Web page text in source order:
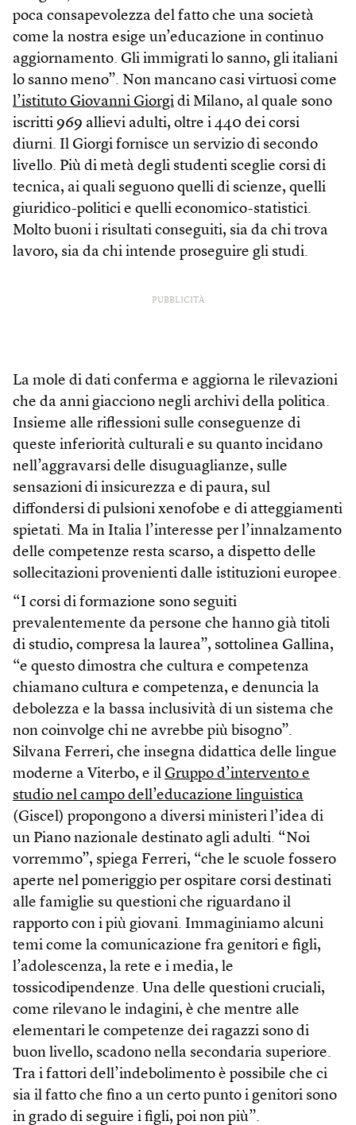
poca consapevolezza del fatto che una società
come la nostra esige un’educazione in continuo
aggiornamento. Gli immigrati lo sanno, gli italiani
lo sanno meno”. Non mancano casi virtuosi come
l’istituto Giovanni Giorgi di Milano, al quale sono
iscritti 969 allievi adulti, oltre i 440 dei corsi
diurni. Il Giorgi fornisce un servizio di secondo
livello. Più di metà degli studenti sceglie corsi di
tecnica, ai quali seguono quelli di scienze, quelli
giuridico-politici e quelli economico-statistici.
Molto buoni i risultati conseguiti, sia da chi trova
lavoro, sia da chi intende proseguire gli studi.
PUBBLICITÀ
La mole di dati conferma e aggiorna le rilevazioni
che da anni giacciono negli archivi della politica.
Insieme alle riflessioni sulle conseguenze di
queste inferiorità culturali e su quanto incidano
nell’aggravarsi delle disuguaglianze, sulle
sensazioni di insicurezza e di paura, sul
diffondersi di pulsioni xenofobe e di atteggiamenti
spietati. Ma in Italia l’interesse per l’innalzamento
delle competenze resta scarso, a dispetto delle
sollecitazioni provenienti dalle istituzioni europee.
“I corsi di formazione sono seguiti
prevalentemente da persone che hanno già titoli
di studio, compresa la laurea”, sottolinea Gallina,
“e questo dimostra che cultura e competenza
chiamano cultura e competenza, e denuncia la
debolezza e la bassa inclusività di un sistema che
non coinvolge chi ne avrebbe più bisogno”.
Silvana Ferreri, che insegna didattica delle lingue
moderne a Viterbo, e il Gruppo d’intervento e
studio nel campo dell’educazione linguistica
(Giscel) propongono a diversi ministeri l’idea di
un Piano nazionale destinato agli adulti. “Noi
vorremmo”, spiega Ferreri, “che le scuole fossero
aperte nel pomeriggio per ospitare corsi destinati
alle famiglie su questioni che riguardano il
rapporto con i più giovani. Immaginiamo alcuni
temi come la comunicazione fra genitori e figli,
l’adolescenza, la rete e i media, le
tossicodipendenze. Una delle questioni cruciali,
come rilevano le indagini, è che mentre alle
elementari le competenze dei ragazzi sono di
buon livello, scadono nella secondaria superiore.
Tra i fattori dell’indebolimento è possibile che ci
sia il fatto che fino a un certo punto i genitori sono
in grado di seguire i figli, poi non più”.